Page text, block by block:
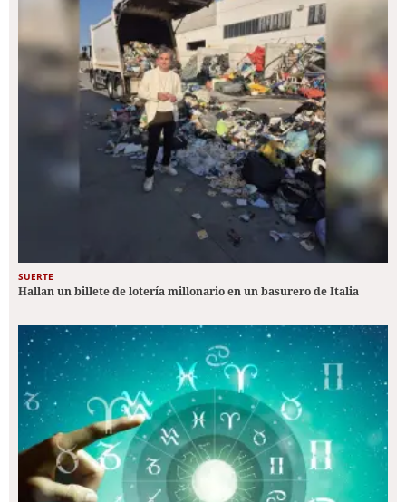
SUERTE
Hallan un billete de lotería millonario en un basurero de Italia